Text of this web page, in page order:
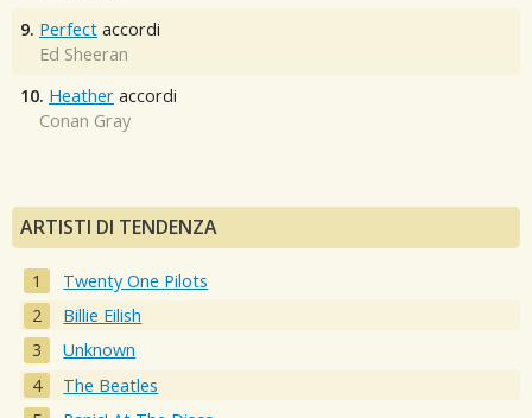
9. Perfect accordi
Ed Sheeran
10. Heather accordi
Conan Gray
ARTISTI DI TENDENZA
Twenty One Pilots
Billie Eilish
Unknown
The Beatles